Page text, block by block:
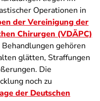
Operationen in
der Vereinigung der
Chirurgen (VDÄPC)
gehören
glätten, Straffungen
Die
noch zu
der Deutschen